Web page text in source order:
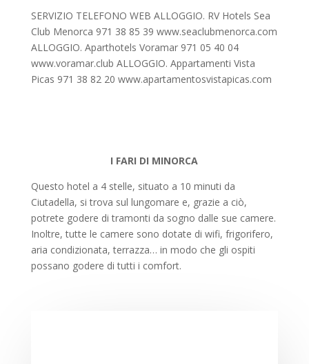
SERVIZIO TELEFONO WEB ALLOGGIO. RV Hotels Sea
Club Menorca 971 38 85 39 www.seaclubmenorca.com
ALLOGGIO. Aparthotels Voramar 971 05 40 04
www.voramar.club ALLOGGIO. Appartamenti Vista
Picas 971 38 82 20 www.apartamentosvistapicas.com
I FARI DI MINORCA
Questo hotel a 4 stelle, situato a 10 minuti da
Ciutadella, si trova sul lungomare e, grazie a ciò,
potrete godere di tramonti da sogno dalle sue camere.
Inoltre, tutte le camere sono dotate di wifi, frigorifero,
aria condizionata, terrazza… in modo che gli ospiti
possano godere di tutti i comfort.